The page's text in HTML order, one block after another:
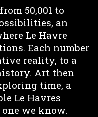
50,001 to
an
Le Havre
Each number
reality, to a
Art then
time, a
Le Havres
we know.